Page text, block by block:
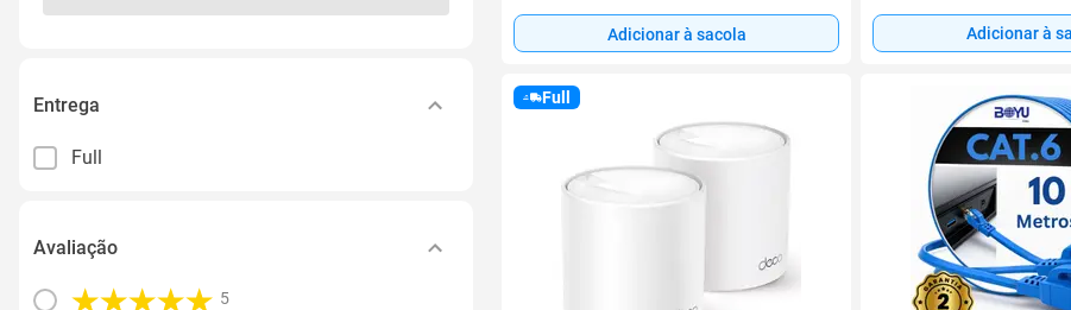
Entrega
Full
Avaliação
5
Adicionar à sacola Adicionar à
Full